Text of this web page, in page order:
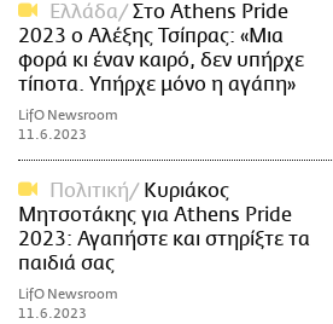
Ελλάδα
Στο Athens Pride
2023 ο Αλέξης Τσίπρας: «Μια
φορά κι έναν καιρό, δεν υπήρχε
τίποτα. Υπήρχε μόνο η αγάπη»
LifO Newsroom
11.6.2023
Πολιτική
Κυριάκος
Μητσοτάκης για Athens Pride
2023: Αγαπήστε και στηρίξτε τα
παιδιά σας
LifO Newsroom
11.6.2023